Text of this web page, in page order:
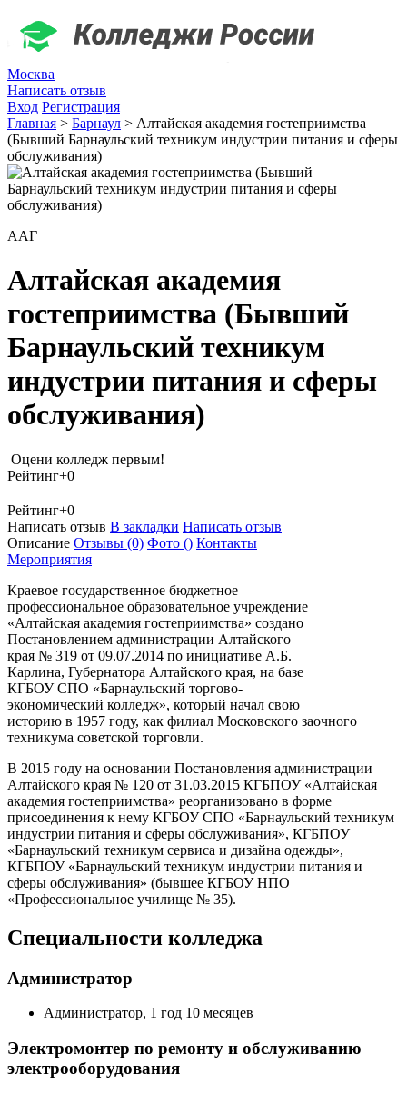
Москва
Написать отзыв
Вход Регистрация
Главная > Барнаул > Алтайская академия гостеприимства
(Бывший Барнаульский техникум индустрии питания и сферы
обслуживания)
ААГ
Алтайская академия
гостеприимства (Бывший
Барнаульский техникум
индустрии питания и сферы
обслуживания)
Оцени колледж первым!
Рейтинг+0
Рейтинг+0
Написать отзыв В закладки Написать отзыв
Описание Отзывы (0) Фото () Контакты
Мероприятия
Краевое государственное бюджетное
профессиональное образовательное учреждение
«Алтайская академия гостеприимства» создано
Постановлением администрации Алтайского
края № 319 от 09.07.2014 по инициативе А.Б.
Карлина, Губернатора Алтайского края, на базе
КГБОУ СПО «Барнаульский торгово-
экономический колледж», который начал свою
историю в 1957 году, как филиал Московского заочного
техникума советской торговли.
В 2015 году на основании Постановления администрации
Алтайского края № 120 от 31.03.2015 КГБПОУ «Алтайская
академия гостеприимства» реорганизовано в форме
присоединения к нему КГБОУ СПО «Барнаульский техникум
индустрии питания и сферы обслуживания», КГБПОУ
«Барнаульский техникум сервиса и дизайна одежды»,
КГБПОУ «Барнаульский техникум индустрии питания и
сферы обслуживания» (бывшее КГБОУ НПО
«Профессиональное училище № 35).
Специальности колледжа
Администратор
Администратор, 1 год 10 месяцев
Электромонтер по ремонту и обслуживанию
электрооборудования